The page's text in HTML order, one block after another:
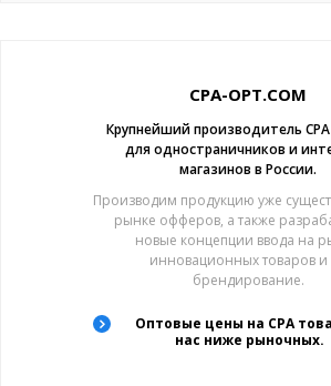
CPA-OPT.COM
Крупнейший производитель
для одностраничников и
магазинов в России.
Производим продукцию уже
рынке офферов, а также
новые концепции ввода на
инновационных товаров и
брендирование.
Оптовые цены на CPA
нас ниже рыночных.